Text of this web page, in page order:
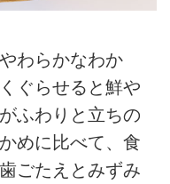
わらかなわか
ぐらせると鮮や
ふわりと立ちの
めに比べて、食
ごたえとみずみ